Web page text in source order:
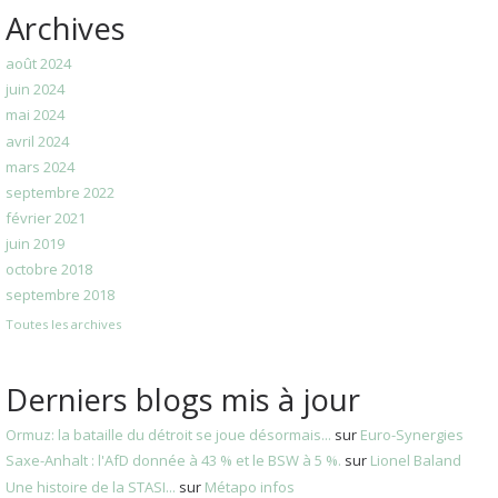
Archives
août 2024
juin 2024
mai 2024
avril 2024
mars 2024
septembre 2022
février 2021
juin 2019
octobre 2018
septembre 2018
Toutes les archives
Derniers blogs mis à jour
Ormuz: la bataille du détroit se joue désormais... sur Euro-Synergies
Saxe-Anhalt : l'AfD donnée à 43 % et le BSW à 5 %. sur Lionel Baland
Une histoire de la STASI... sur Métapo infos